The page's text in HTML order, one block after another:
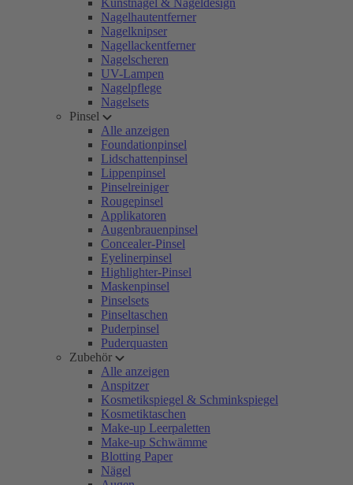
Kunstnägel & Nageldesign
Nagelhautentferner
Nagelknipser
Nagellackentferner
Nagelscheren
UV-Lampen
Nagelpflege
Nagelsets
Pinsel
Alle anzeigen
Foundationpinsel
Lidschattenpinsel
Lippenpinsel
Pinselreiniger
Rougepinsel
Applikatoren
Augenbrauenpinsel
Concealer-Pinsel
Eyelinerpinsel
Highlighter-Pinsel
Maskenpinsel
Pinselsets
Pinseltaschen
Puderpinsel
Puderquasten
Zubehör
Alle anzeigen
Anspitzer
Kosmetikspiegel & Schminkspiegel
Kosmetiktaschen
Make-up Leerpaletten
Make-up Schwämme
Blotting Paper
Nägel